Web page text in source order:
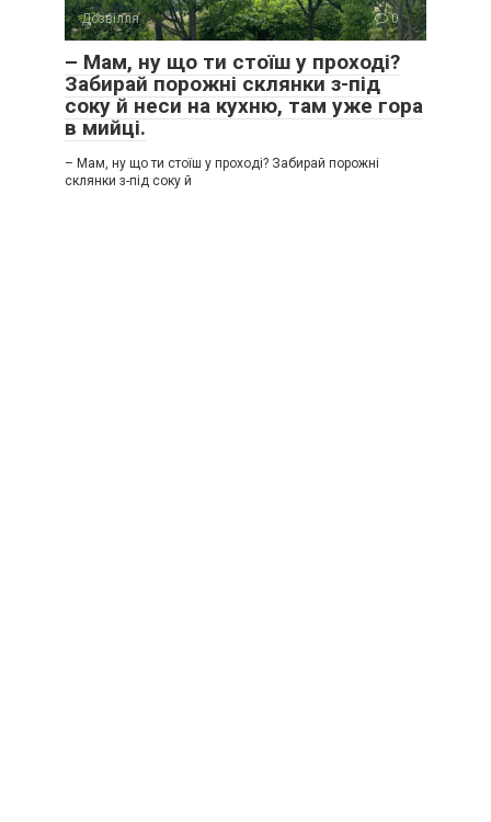
Дозвілля 0
– Мам, ну що ти стоїш у проході?
Забирай порожні склянки з-під
соку й неси на кухню, там уже гора
в мийці.
– Мам, ну що ти стоїш у проході? Забирай порожні
склянки з-під соку й